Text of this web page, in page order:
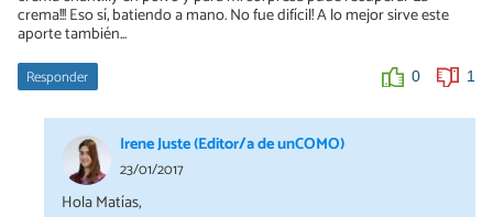
crema!!! Eso sí, batiendo a mano. No fue difícil! A lo mejor sirve este
aporte también...
Responder 0 1
Irene Juste (Editor/a de unCOMO)
23/01/2017
Hola Matías,